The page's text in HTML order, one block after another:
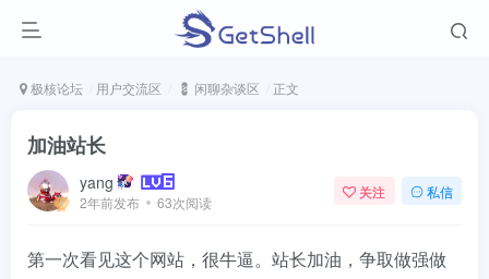
极核论坛 用户交流区 💈 闲聊杂谈区 正文
加油站长
yang
2年前发布 63次阅读
关注 私信
第一次看见这个网站，很牛逼。站长加油，争取做强做